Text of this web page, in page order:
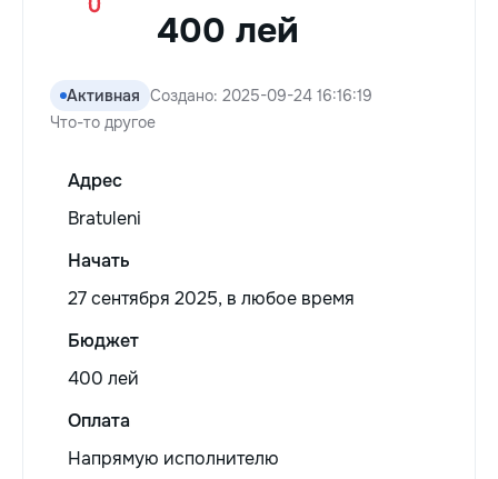
400 лей
Активная Создано: 2025-09-24 16:16:19
Что-то другое
Адрес
Bratuleni
Начать
27 сентября 2025, в любое время
Бюджет
400 лей
Оплата
Напрямую исполнителю